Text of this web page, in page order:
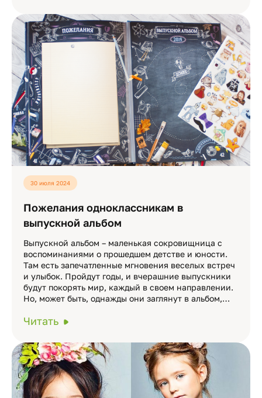
30 июля 2024
Пожелания одноклассникам в
выпускной альбом
Выпускной альбом – маленькая сокровищница с
воспоминаниями о прошедшем детстве и юности.
Там есть запечатленные мгновения веселых встреч
и улыбок. Пройдут годы, и вчерашние выпускники
будут покорять мир, каждый в своем направлении.
Но, может быть, однажды они заглянут в альбом,…
Читать